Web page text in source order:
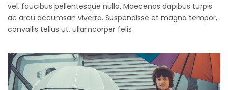
vel, faucibus pellentesque nulla. Maecenas dapibus turpis
ac arcu accumsan viverra. Suspendisse et magna tempor,
convallis tellus ut, ullamcorper felis